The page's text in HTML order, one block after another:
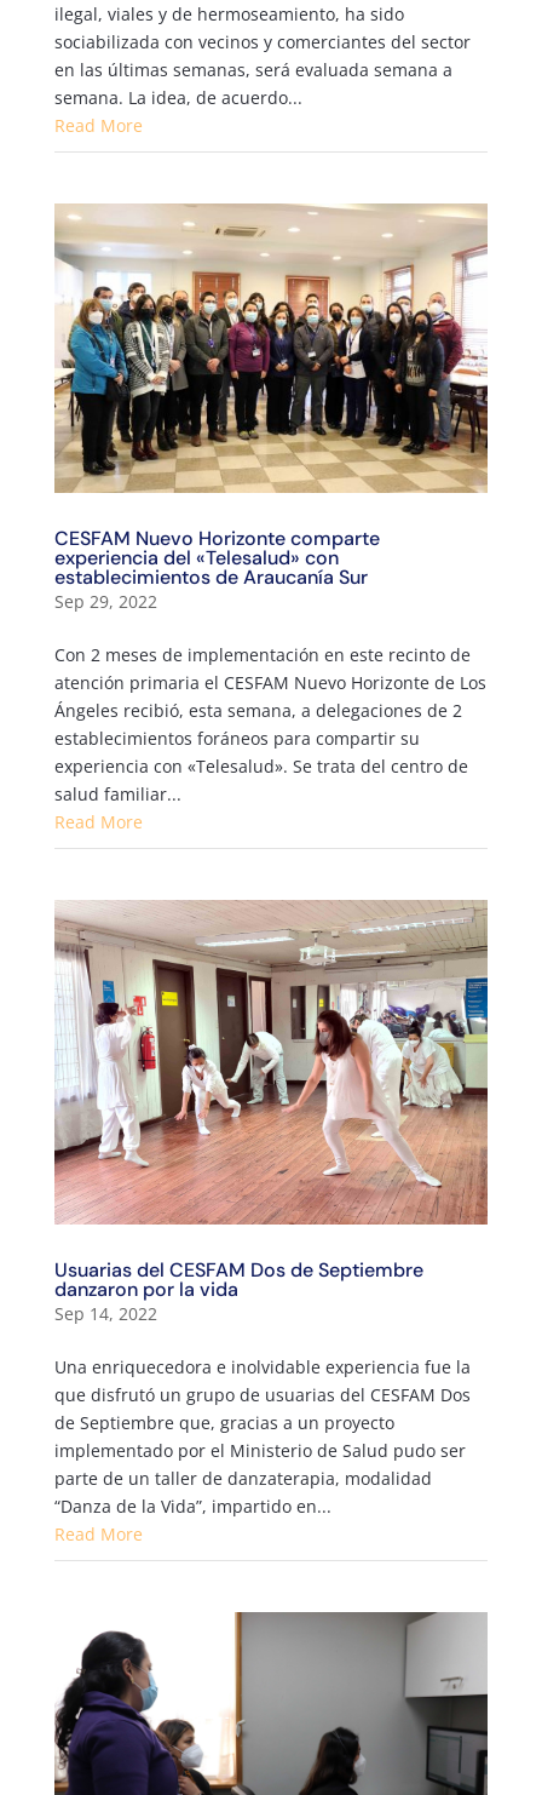
ilegal, viales y de hermoseamiento, ha sido
sociabilizada con vecinos y comerciantes del sector
en las últimas semanas, será evaluada semana a
semana. La idea, de acuerdo...
Read More
CESFAM Nuevo Horizonte comparte
experiencia del «Telesalud» con
establecimientos de Araucanía Sur
Sep 29, 2022
Con 2 meses de implementación en este recinto de
atención primaria el CESFAM Nuevo Horizonte de Los
Ángeles recibió, esta semana, a delegaciones de 2
establecimientos foráneos para compartir su
experiencia con «Telesalud». Se trata del centro de
salud familiar...
Read More
Usuarias del CESFAM Dos de Septiembre
danzaron por la vida
Sep 14, 2022
Una enriquecedora e inolvidable experiencia fue la
que disfrutó un grupo de usuarias del CESFAM Dos
de Septiembre que, gracias a un proyecto
implementado por el Ministerio de Salud pudo ser
parte de un taller de danzaterapia, modalidad
“Danza de la Vida”, impartido en...
Read More